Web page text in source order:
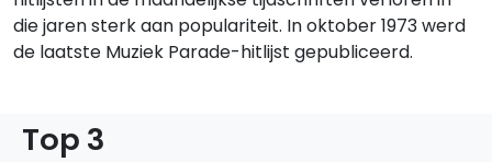
die jaren sterk aan populariteit. In oktober 1973 werd
de laatste Muziek Parade-hitlijst gepubliceerd.
Top 3